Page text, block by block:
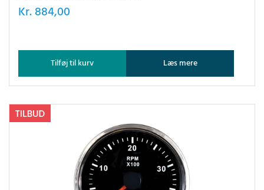
Kr. 884,00
Tilføj til kurv Læs mere